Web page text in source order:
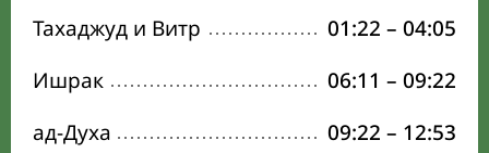
Тахаджуд и Витр 01:22 – 04:05
Ишрак
06:11 – 09:22
ад-Духа
09:22 – 12:53